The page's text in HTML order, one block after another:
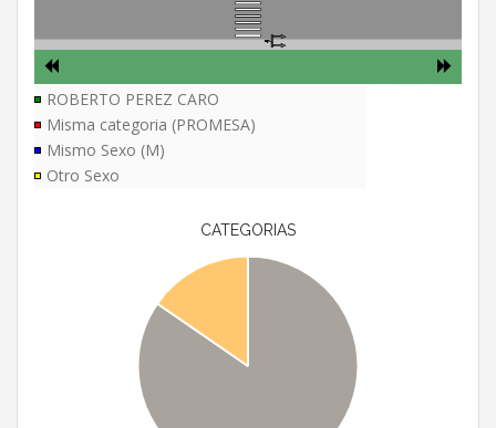
ROBERTO PEREZ CARO
Misma categoria (PROMESA)
Mismo Sexo (M)
Otro Sexo
CATEGORIAS